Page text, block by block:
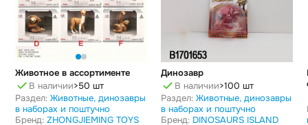
Животное в ассортименте
В наличии>50 шт
Раздел: Животные, динозавры
в наборах и поштучно
Бренд: ZHONGJIEMING TOYS
Динозавр
В наличии>100 шт
Раздел: Животные, динозавры
в наборах и поштучно
Бренд: DINOSAURS ISLAND